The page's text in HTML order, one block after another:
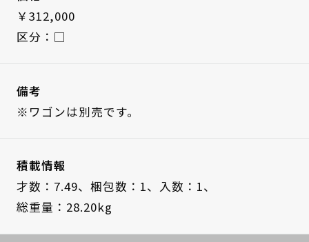
￥312,000
区分：□
備考
※ワゴンは別売です。
積載情報
才数：7.49、 梱包数：1、 入数：1、
総重量：28.20kg